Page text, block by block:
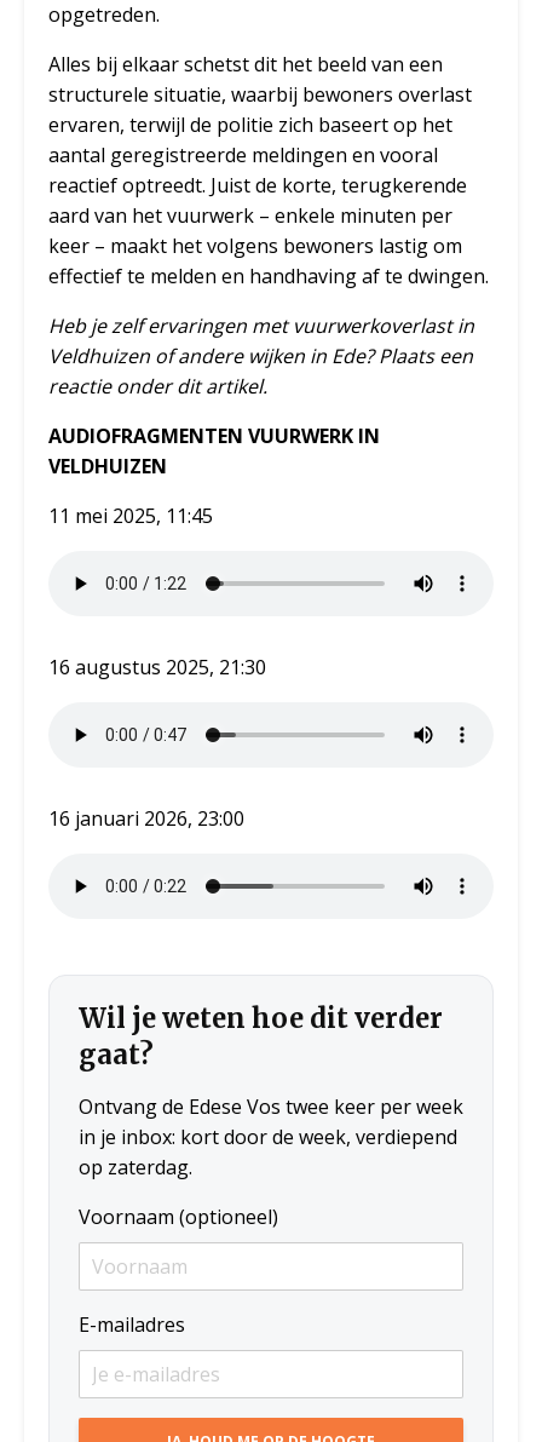
opgetreden.
Alles bij elkaar schetst dit het beeld van een
structurele situatie, waarbij bewoners overlast
ervaren, terwijl de politie zich baseert op het
aantal geregistreerde meldingen en vooral
reactief optreedt. Juist de korte, terugkerende
aard van het vuurwerk – enkele minuten per
keer – maakt het volgens bewoners lastig om
effectief te melden en handhaving af te dwingen.
Heb je zelf ervaringen met vuurwerkoverlast in
Veldhuizen of andere wijken in Ede? Plaats een
reactie onder dit artikel.
AUDIOFRAGMENTEN VUURWERK IN
VELDHUIZEN
11 mei 2025, 11:45
16 augustus 2025, 21:30
16 januari 2026, 23:00
Wil je weten hoe dit verder
gaat?
Ontvang de Edese Vos twee keer per week
in je inbox: kort door de week, verdiepend
op zaterdag.
Voornaam (optioneel)
E-mailadres